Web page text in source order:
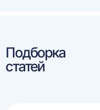
Подборка
статей